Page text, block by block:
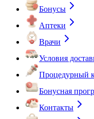
Бонусы
Аптеки
Врачи
Условия
Процедурный
Бонусная
Контакты